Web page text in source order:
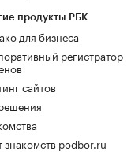
продукты РБК
для бизнеса
регистратор
сайтов
знакомств podbor.ru